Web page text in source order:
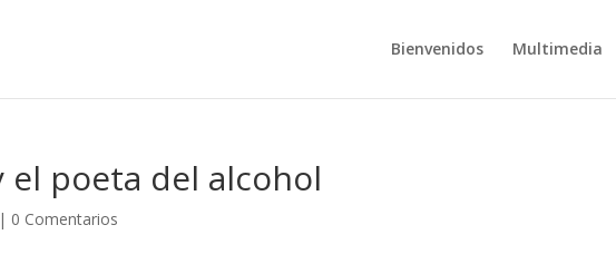
Bienvenidos Multimedia
el poeta del alcohol
| 0 Comentarios